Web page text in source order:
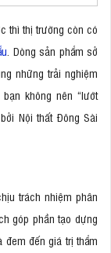
thì thị trường còn có
. Dòng sản phẩm sở
những trải nghiệm
không nên “lướt
Nội thất Đông Sài
trách nhiệm phân
góp phần tạo dựng
đem đến giá trị thẩm